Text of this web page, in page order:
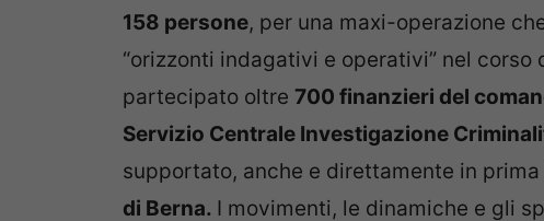
158 persone, per una maxi-operazione
“orizzonti indagativi e operativi” nel corso
partecipato oltre 700 finanzieri del
Servizio Centrale Investigazione
supportato, anche e direttamente in prima
di Berna. I movimenti, le dinamiche e gli